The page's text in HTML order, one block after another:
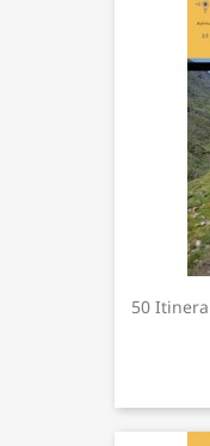
50